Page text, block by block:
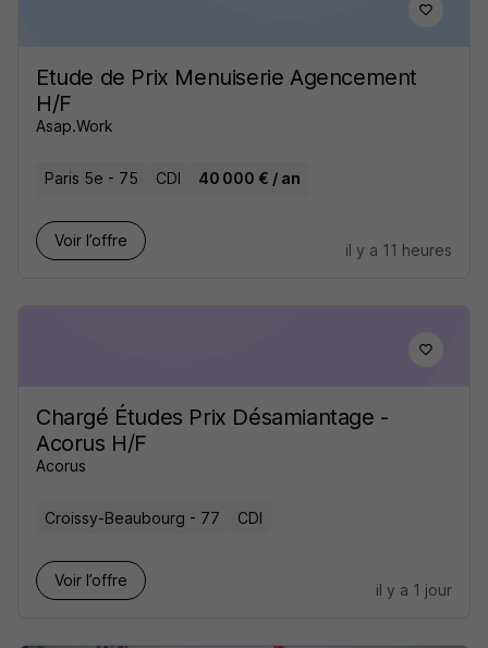
Etude de Prix Menuiserie Agencement
H/F
Asap.Work
Paris 5e - 75 CDI 40 000 € / an
Voir l’offre
il y a 11 heures
Chargé Études Prix Désamiantage -
Acorus H/F
Acorus
Croissy-Beaubourg - 77 CDI
Voir l’offre
il y a 1 jour